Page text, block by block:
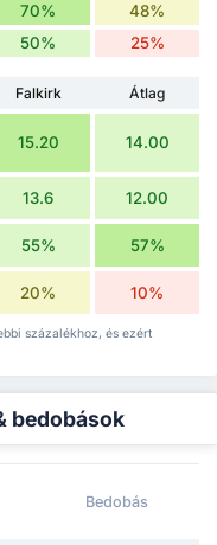
70% 48%
50% 25%
Falkirk
Átlag
15.20 14.00
13.6 12.00
55% 57%
20% 10%
százalékhoz, és ezért
bedobások
Bedobás